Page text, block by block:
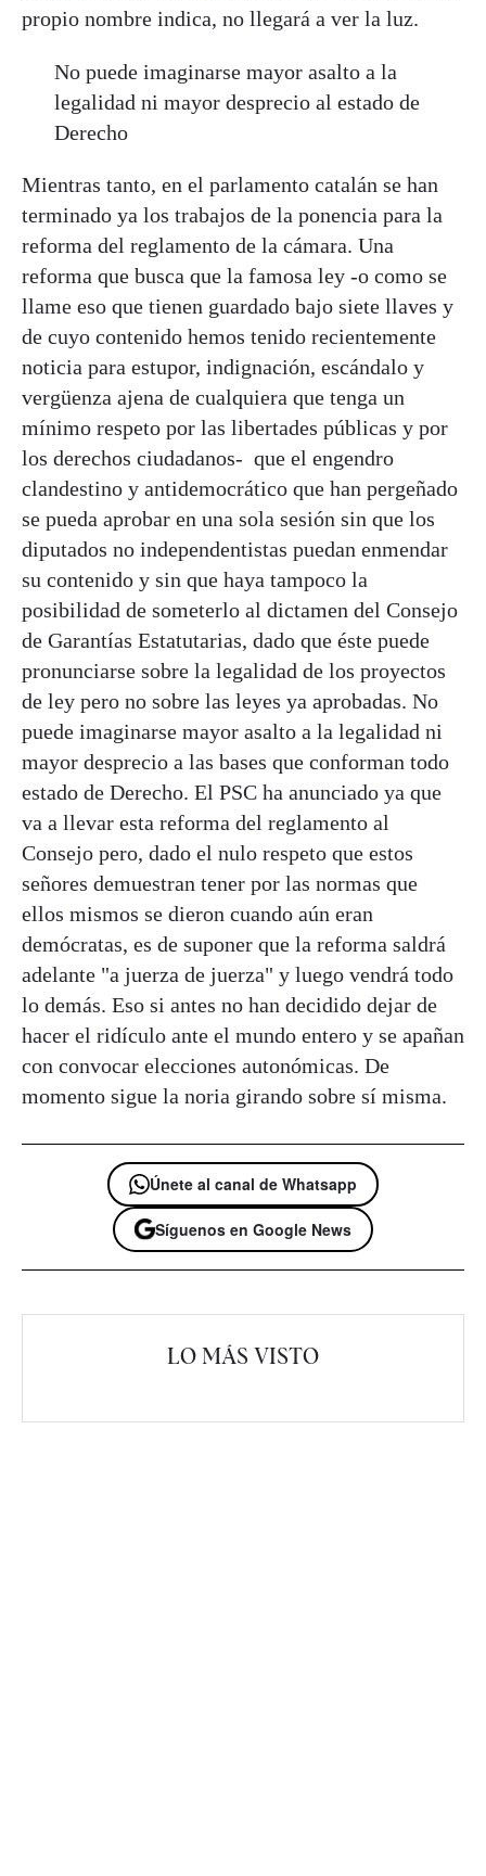
propio nombre indica, no llegará a ver la luz.
No puede imaginarse mayor asalto a la
legalidad ni mayor desprecio al estado de
Derecho
Mientras tanto, en el parlamento catalán se han
terminado ya los trabajos de la ponencia para la
reforma del reglamento de la cámara. Una
reforma que busca que la famosa ley -o como se
llame eso que tienen guardado bajo siete llaves y
de cuyo contenido hemos tenido recientemente
noticia para estupor, indignación, escándalo y
vergüenza ajena de cualquiera que tenga un
mínimo respeto por las libertades públicas y por
los derechos ciudadanos- que el engendro
clandestino y antidemocrático que han pergeñado
se pueda aprobar en una sola sesión sin que los
diputados no independentistas puedan enmendar
su contenido y sin que haya tampoco la
posibilidad de someterlo al dictamen del Consejo
de Garantías Estatutarias, dado que éste puede
pronunciarse sobre la legalidad de los proyectos
de ley pero no sobre las leyes ya aprobadas. No
puede imaginarse mayor asalto a la legalidad ni
mayor desprecio a las bases que conforman todo
estado de Derecho. El PSC ha anunciado ya que
va a llevar esta reforma del reglamento al
Consejo pero, dado el nulo respeto que estos
señores demuestran tener por las normas que
ellos mismos se dieron cuando aún eran
demócratas, es de suponer que la reforma saldrá
adelante "a juerza de juerza" y luego vendrá todo
lo demás. Eso si antes no han decidido dejar de
hacer el ridículo ante el mundo entero y se apañan
con convocar elecciones autonómicas. De
momento sigue la noria girando sobre sí misma.
Únete al canal de Whatsapp
Síguenos en Google News
LO MÁS VISTO